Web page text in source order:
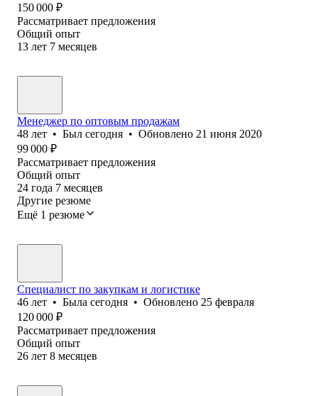
150 000 ₽
Рассматривает предложения
Общий опыт
13 лет 7 месяцев
Менеджер по оптовым продажам
48 лет • Был сегодня • Обновлено 21 июня 2020
99 000 ₽
Рассматривает предложения
Общий опыт
24 года 7 месяцев
Другие резюме
Ещё 1 резюме
Специалист по закупкам и логистике
46 лет • Была сегодня • Обновлено 25 февраля
120 000 ₽
Рассматривает предложения
Общий опыт
26 лет 8 месяцев